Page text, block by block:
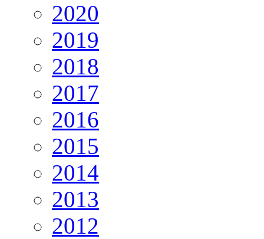
2020
2019
2018
2017
2016
2015
2014
2013
2012